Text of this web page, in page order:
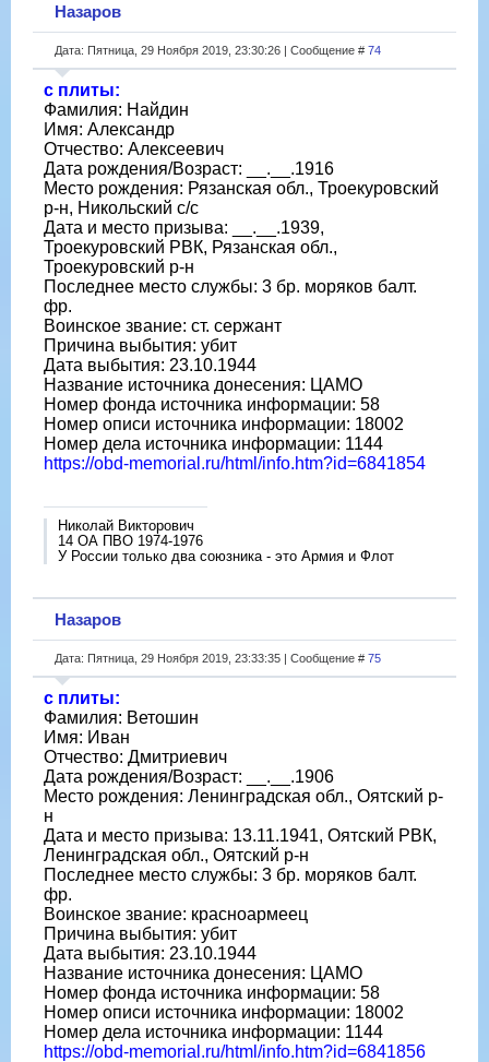
Назаров
Дата: Пятница, 29 Ноября 2019, 23:30:26 | Сообщение # 74
с плиты:
Фамилия: Найдин
Имя: Александр
Отчество: Алексеевич
Дата рождения/Возраст: __.__.1916
Место рождения: Рязанская обл., Троекуровский
р-н, Никольский с/с
Дата и место призыва: __.__.1939,
Троекуровский РВК, Рязанская обл.,
Троекуровский р-н
Последнее место службы: 3 бр. моряков балт.
фр.
Воинское звание: ст. сержант
Причина выбытия: убит
Дата выбытия: 23.10.1944
Название источника донесения: ЦАМО
Номер фонда источника информации: 58
Номер описи источника информации: 18002
Номер дела источника информации: 1144
https://obd-memorial.ru/html/info.htm?id=6841854
Николай Викторович
14 ОА ПВО 1974-1976
У России только два союзника - это Армия и Флот
Назаров
Дата: Пятница, 29 Ноября 2019, 23:33:35 | Сообщение # 75
с плиты:
Фамилия: Ветошин
Имя: Иван
Отчество: Дмитриевич
Дата рождения/Возраст: __.__.1906
Место рождения: Ленинградская обл., Оятский р-
н
Дата и место призыва: 13.11.1941, Оятский РВК,
Ленинградская обл., Оятский р-н
Последнее место службы: 3 бр. моряков балт.
фр.
Воинское звание: красноармеец
Причина выбытия: убит
Дата выбытия: 23.10.1944
Название источника донесения: ЦАМО
Номер фонда источника информации: 58
Номер описи источника информации: 18002
Номер дела источника информации: 1144
https://obd-memorial.ru/html/info.htm?id=6841856